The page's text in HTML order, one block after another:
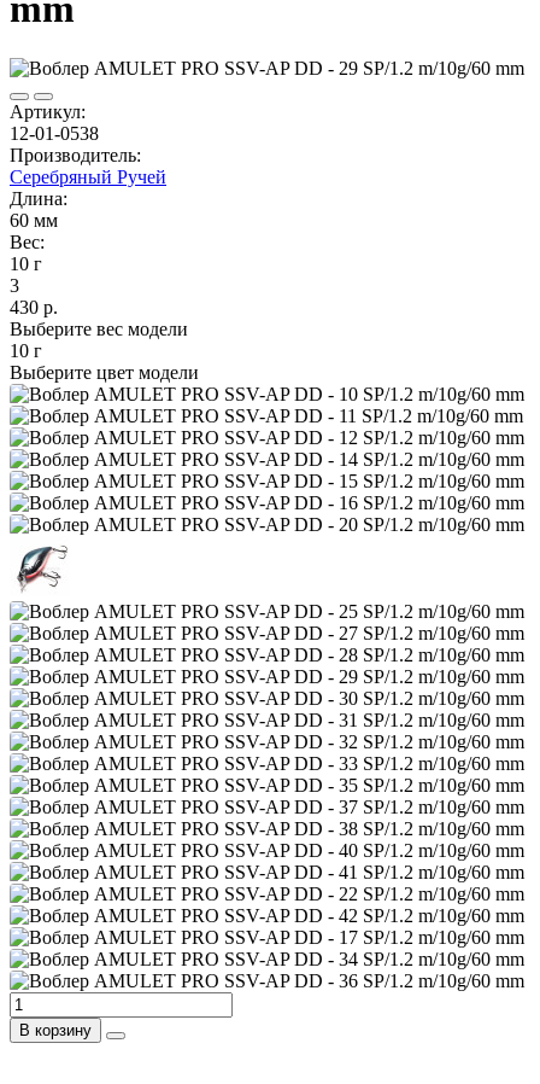
mm
Артикул:
12-01-0538
Производитель:
Серебряный Ручей
Длина:
60 мм
Вес:
10 г
3
430 р.
Выберите вес модели
10 г
Выберите цвет модели
В корзину